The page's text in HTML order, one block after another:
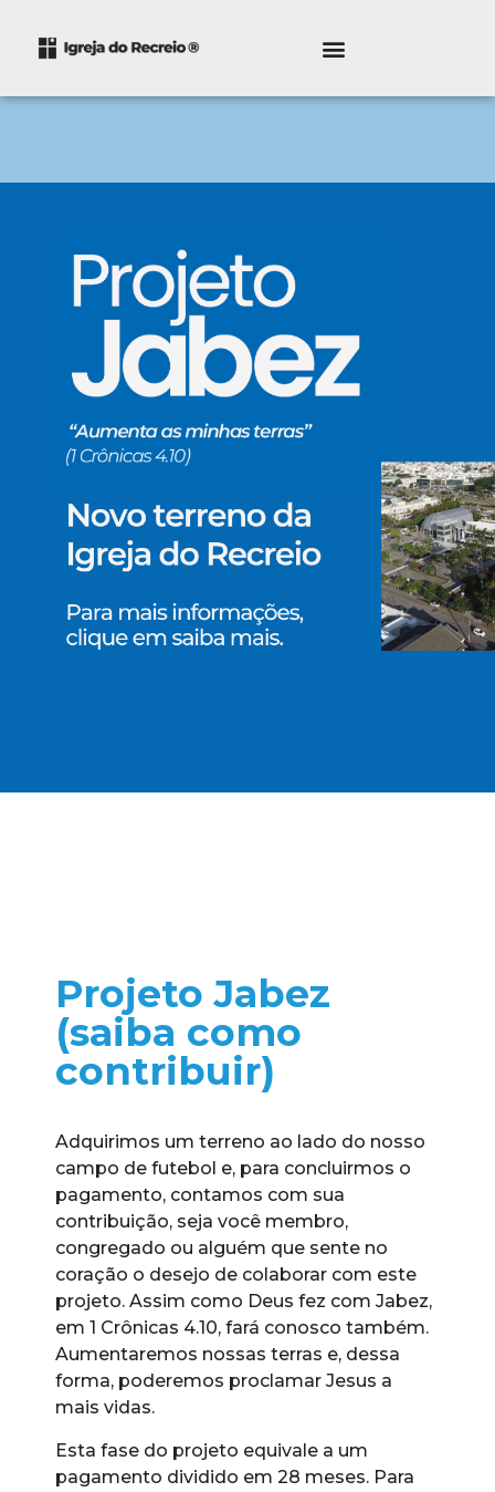
Projeto Jabez
(saiba como
contribuir)
Adquirimos um terreno ao lado do nosso
campo de futebol e, para concluirmos o
pagamento, contamos com sua
contribuição, seja você membro,
congregado ou alguém que sente no
coração o desejo de colaborar com este
projeto. Assim como Deus fez com Jabez,
em 1 Crônicas 4.10, fará conosco também.
Aumentaremos nossas terras e, dessa
forma, poderemos proclamar Jesus a
mais vidas.
Esta fase do projeto equivale a um
pagamento dividido em 28 meses. Para